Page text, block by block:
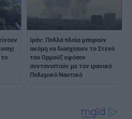
το
Ιράν: Πολλά πλοία μπορούν
ακόμη να διασχίσουν το Στενό
του Ορμούζ εφόσον
συντονιστούν με τον ιρανικό
Πολεμικό Ναυτικό